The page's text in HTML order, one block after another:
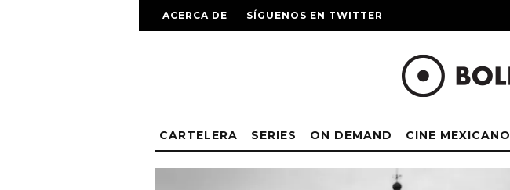
ACERCA DE SÍGUENOS EN TWITTER
CARTELERA SERIES ON DEMAND CINE MEXICANO